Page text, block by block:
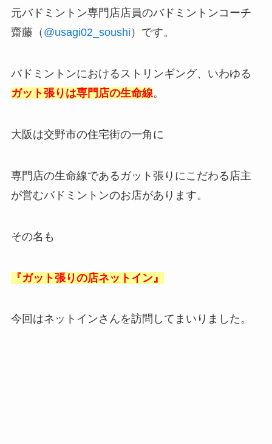
元バドミントン専門店店員のバドミントンコーチ
齋藤（ @usagi02_soushi ）です。
バドミントンにおけるストリンギング、いわゆる
ガット張りは専門店の生命線。
大阪は交野市の住宅街の一角に
専門店の生命線であるガット張りにこだわる店主
が営むバドミントンのお店があります。
その名も
『ガット張りの店ネットイン』
今回はネットインさんを訪問してまいりました。